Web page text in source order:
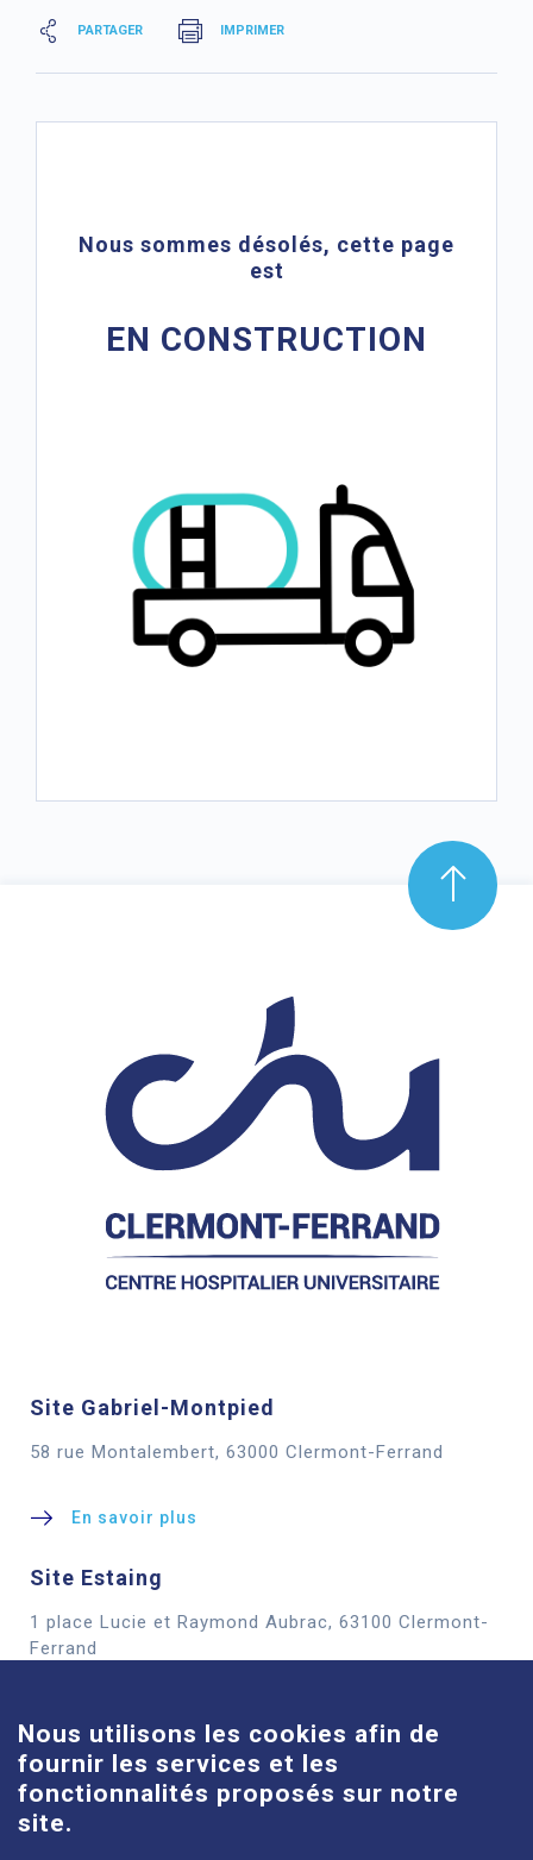
PARTAGER IMPRIMER
Nous sommes désolés, cette page
est
EN CONSTRUCTION
Site Gabriel-Montpied
58 rue Montalembert, 63000 Clermont-Ferrand
En savoir plus
Site Estaing
1 place Lucie et Raymond Aubrac, 63100 Clermont-
Ferrand
Site Louise-Michel
61 route de Châteaugay, 63118 Cébazat
Nous utilisons les cookies afin de
fournir les services et les
fonctionnalités proposés sur notre
site.